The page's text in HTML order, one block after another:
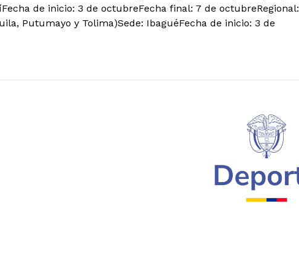
de inicio: 3 de octubreFecha final: 7 de octubreRegional:
Putumayo y Tolima)Sede: IbaguéFecha de inicio: 3 de